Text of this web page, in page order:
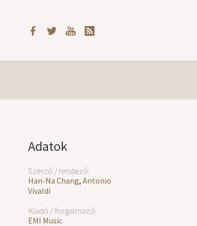
Adatok
Szerző / rendező:
Han-Na Chang, Antonio
Vivaldi
Kiadó / forgalmazó:
EMI Music